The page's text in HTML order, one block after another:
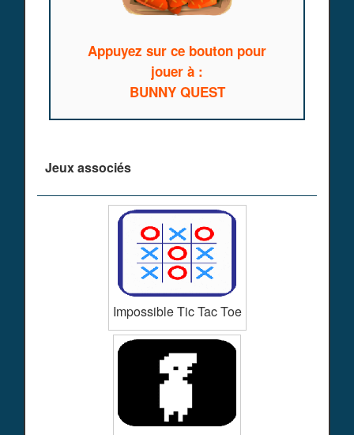
Appuyez sur ce bouton pour
jouer à :
BUNNY QUEST
Jeux associés
Impossible Tic Tac Toe